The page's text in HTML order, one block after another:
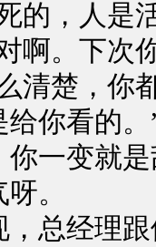
的，人是
啊。下次
清楚，你
你看的
一变就
。
总经理跟